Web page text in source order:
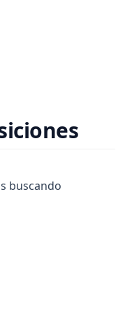
in a new tab)
buscando